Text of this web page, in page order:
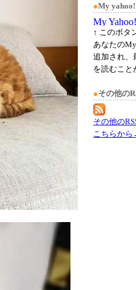
●My
↑ このボタ
あなたの
追加され、
を読むこと
●その他の
その他の
こちらか